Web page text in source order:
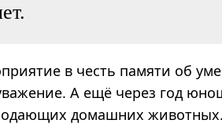
в честь памяти об
А ещё через год
домашних животных.